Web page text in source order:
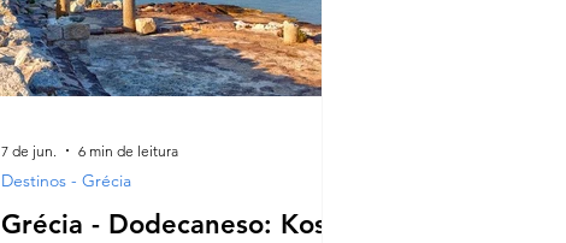
Grécia - Dodecaneso: Kos
Destinos - Grécia
7 de jun. 6 min de leitura